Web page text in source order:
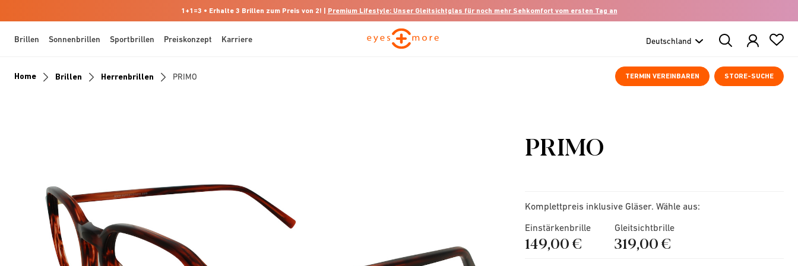
1+1=3 • Erhalte 3 Brillen zum Preis von 2! | Premium Lifestyle: Unser Gleitsichtglas für noch mehr Sehkomfort vom ersten Tag an
Brillen Sonnenbrillen Sportbrillen Preiskonzept Karriere
Search
Products
TERMIN VEREINBAREN STORE-SUCHE
Home Brillen Herrenbrillen PRIMO
PRIMO
Komplettpreis inklusive Gläser. Wähle aus:
Einstärkenbrille
149,00 €
Gleitsichtbrille
319,00 €